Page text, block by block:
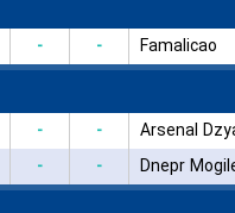
- - Famalicao
- - Arsenal
- - Dnepr